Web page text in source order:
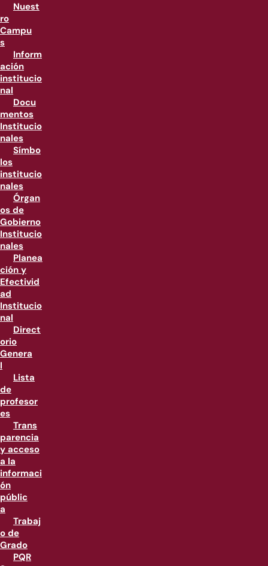
Nuest
ro
Campu
s
Inform
ación
institucio
nal
Docu
mentos
Institucio
nales
Símbo
los
institucio
nales
Órgan
os de
Gobierno
Institucio
nales
Planea
ción y
Efectivid
ad
Institucio
nal
Direct
orio
Genera
l
Lista
de
profesor
es
Trans
parencia
y acceso
a la
informaci
ón
públic
a
Trabaj
o de
Grado
PQR